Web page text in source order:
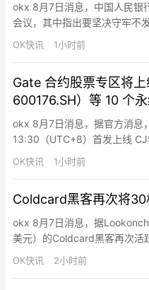
okx 8月7日消息，中国人民银
会议，其中指出要坚决守牢不
大银行机构评级评估核查工作
分析。持续防范处置虚拟货币
化打击非法金融活动。持续完
跨境…
OK快讯 1小时前
Gate 合约股票专区将
600176.SH）等 10 个
okx 8月7日消息，据官方消息
13:30（UTC+8）首发上线
SINOCERA（国瓷材料
000657.SZ）、LUXSHARE
OK快讯 1小时前
Coldcard黑客再次将30
okx 8月7日消息，据
美元）的Coldcard黑客再次
万美元）转移至新钱包。
OK快讯 2小时前